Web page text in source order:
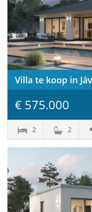
Villa te koop in
€ 575.000
2 2